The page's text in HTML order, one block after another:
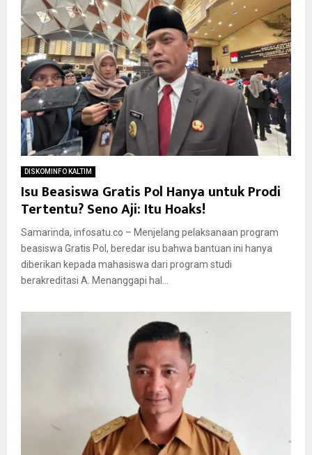
DISKOMINFO KALTIM
Isu Beasiswa Gratis Pol Hanya untuk Prodi
Tertentu? Seno Aji: Itu Hoaks!
Samarinda, infosatu.co – Menjelang pelaksanaan program
beasiswa Gratis Pol, beredar isu bahwa bantuan ini hanya
diberikan kepada mahasiswa dari program studi
berakreditasi A. Menanggapi hal...